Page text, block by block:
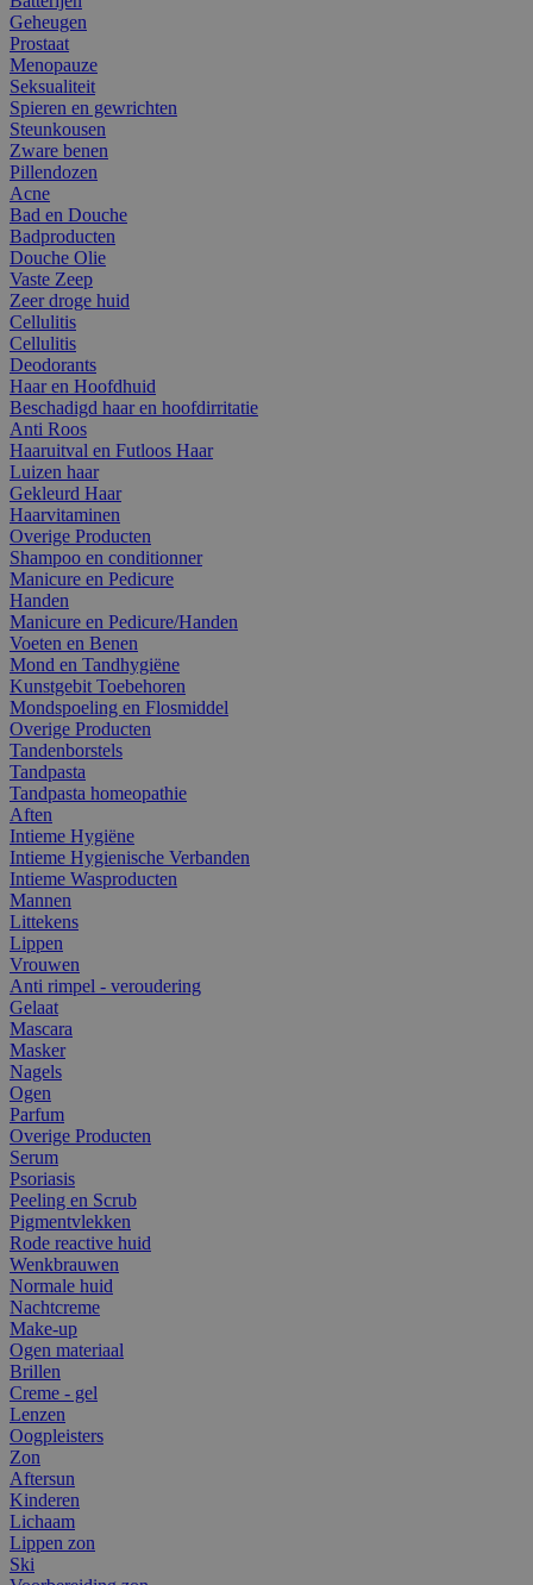
Geheugen
Prostaat
Menopauze
Seksualiteit
Spieren en gewrichten
Steunkousen
Zware benen
Pillendozen
Acne
Bad en Douche
Badproducten
Douche Olie
Vaste Zeep
Zeer droge huid
Cellulitis
Cellulitis
Deodorants
Haar en Hoofdhuid
Beschadigd haar en hoofdirritatie
Anti Roos
Haaruitval en Futloos Haar
Luizen haar
Gekleurd Haar
Haarvitaminen
Overige Producten
Shampoo en conditionner
Manicure en Pedicure
Handen
Manicure en Pedicure/Handen
Voeten en Benen
Mond en Tandhygiëne
Kunstgebit Toebehoren
Mondspoeling en Flosmiddel
Overige Producten
Tandenborstels
Tandpasta
Tandpasta homeopathie
Aften
Intieme Hygiëne
Intieme Hygienische Verbanden
Intieme Wasproducten
Mannen
Littekens
Lippen
Vrouwen
Anti rimpel - veroudering
Gelaat
Mascara
Masker
Nagels
Ogen
Parfum
Overige Producten
Serum
Psoriasis
Peeling en Scrub
Pigmentvlekken
Rode reactive huid
Wenkbrauwen
Normale huid
Nachtcreme
Make-up
Ogen materiaal
Brillen
Creme - gel
Lenzen
Oogpleisters
Zon
Aftersun
Kinderen
Lichaam
Lippen zon
Ski